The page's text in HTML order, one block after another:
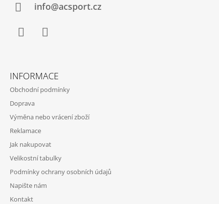
info@acsport.cz
INFORMACE
Obchodní podmínky
Doprava
Výměna nebo vrácení zboží
Reklamace
Jak nakupovat
Velikostní tabulky
Podmínky ochrany osobních údajů
Napište nám
Kontakt